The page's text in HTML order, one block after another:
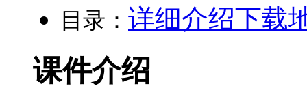
目录： 详细介绍下载
课件介绍